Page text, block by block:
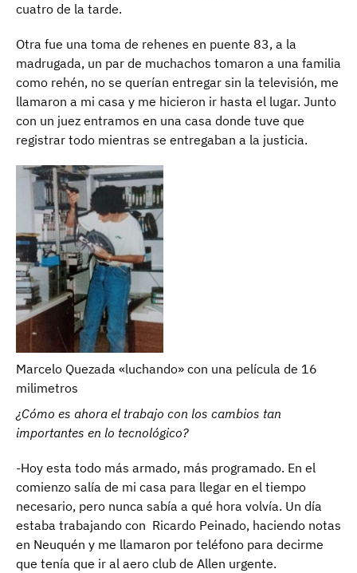
cuatro de la tarde.
Otra fue una toma de rehenes en puente 83, a la
madrugada, un par de muchachos tomaron a una familia
como rehén, no se querían entregar sin la televisión, me
llamaron a mi casa y me hicieron ir hasta el lugar. Junto
con un juez entramos en una casa donde tuve que
registrar todo mientras se entregaban a la justicia.
Marcelo Quezada «luchando» con una película de 16
milimetros
¿Cómo es ahora el trabajo con los cambios tan
importantes en lo tecnológico?
-Hoy esta todo más armado, más programado. En el
comienzo salía de mi casa para llegar en el tiempo
necesario, pero nunca sabía a qué hora volvía. Un día
estaba trabajando con Ricardo Peinado, haciendo notas
en Neuquén y me llamaron por teléfono para decirme
que tenía que ir al aero club de Allen urgente.